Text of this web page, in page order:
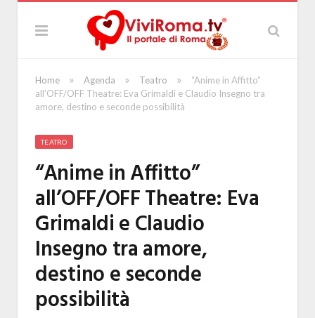
Home » Agenda » Teatro »
“Anime in Affitto”
all’OFF/OFF Theatre: Eva Grimaldi e Claudio Insegno tra
amore, destino e seconde possibilità
TEATRO
“Anime in Affitto”
all’OFF/OFF Theatre: Eva
Grimaldi e Claudio
Insegno tra amore,
destino e seconde
possibilità